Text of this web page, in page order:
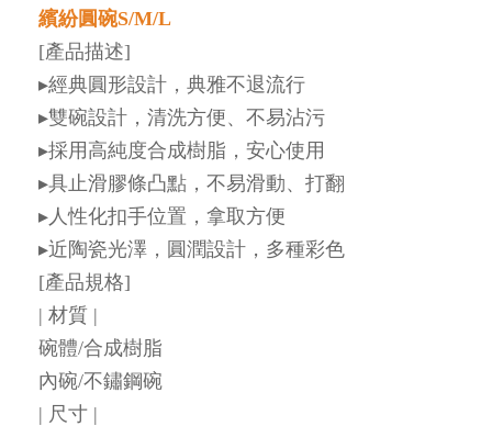
繽紛圓碗S/M/L
[產品描述]
▸經典圓形設計，典雅不退流行
▸雙碗設計，清洗方便、不易沾污
▸採用高純度合成樹脂，安心使用
▸具止滑膠條凸點，不易滑動、打翻
▸人性化扣手位置，拿取方便
▸近陶瓷光澤，圓潤設計，多種彩色
[產品規格]
| 材質 |
碗體/合成樹脂
內碗/不鏽鋼碗
| 尺寸 |